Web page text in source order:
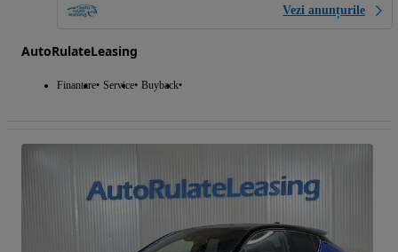
Vezi anunțurile
AutoRulateLeasing
Finantare Service Buyback